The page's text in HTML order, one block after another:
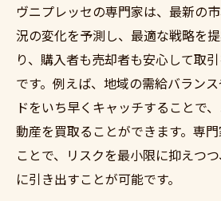
ヴニプレッセの専門家は、最新の
況の変化を予測し、最適な戦略を
り、購入者も売却者も安心して取
です。例えば、地域の需給バラン
ドをいち早くキャッチすることで
動産を買取ることができます。専
ことで、リスクを最小限に抑えつ
に引き出すことが可能です。